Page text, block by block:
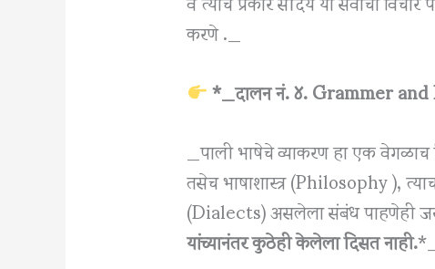
करणे ._
*_दालन नं. ४. Grammer
_पाली भाषेचे व्याकरण हा एक
तसेच भाषाशास्त्र (Philosophy ),
(Dialects) असलेला संबंध पाहणेही
यांच्यानंतर कुठेही केलेला दिसत नाही.